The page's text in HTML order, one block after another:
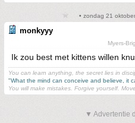
• zondag 21
monkyyy
Myers-
Ik zou best met kittens willen
You can learn anything, the secret lies in
"What the mind can conceive and believe, it
You will make mistakes. Forgive yourself.
▼ Advertentie